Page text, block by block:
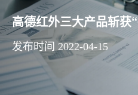
高德红外三大产品斩获
发布时间 2022-04-15